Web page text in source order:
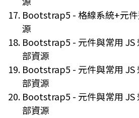
Bootstrap5 - 格線系統+元
源
Bootstrap5 - 元件與常用 JS
部資源
Bootstrap5 - 元件與常用 JS
部資源
Bootstrap5 - 元件與常用 JS
部資源